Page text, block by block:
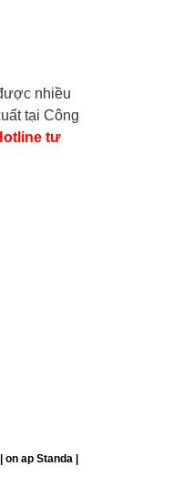
nhiều
tại Công
tư
ap Standa |